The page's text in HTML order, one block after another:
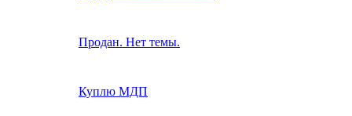
Продан. Нет темы.
Куплю МДП